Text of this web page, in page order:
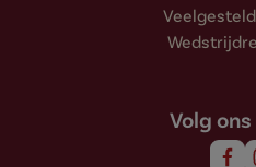
Volg